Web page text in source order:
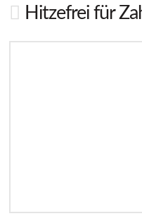
Hitzefrei für